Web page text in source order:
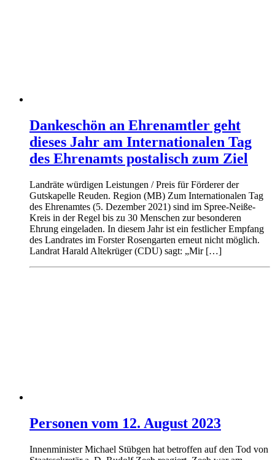
Dankeschön an Ehrenamtler geht
dieses Jahr am Internationalen Tag
des Ehrenamts postalisch zum Ziel
Landräte würdigen Leistungen / Preis für Förderer der
Gutskapelle Reuden. Region (MB) Zum Internationalen Tag
des Ehrenamtes (5. Dezember 2021) sind im Spree-Neiße-
Kreis in der Regel bis zu 30 Menschen zur besonderen
Ehrung eingeladen. In diesem Jahr ist ein festlicher Empfang
des Landrates im Forster Rosengarten erneut nicht möglich.
Landrat Harald Altekrüger (CDU) sagt: „Mir […]
Personen vom 12. August 2023
Innenminister Michael Stübgen hat betroffen auf den Tod von